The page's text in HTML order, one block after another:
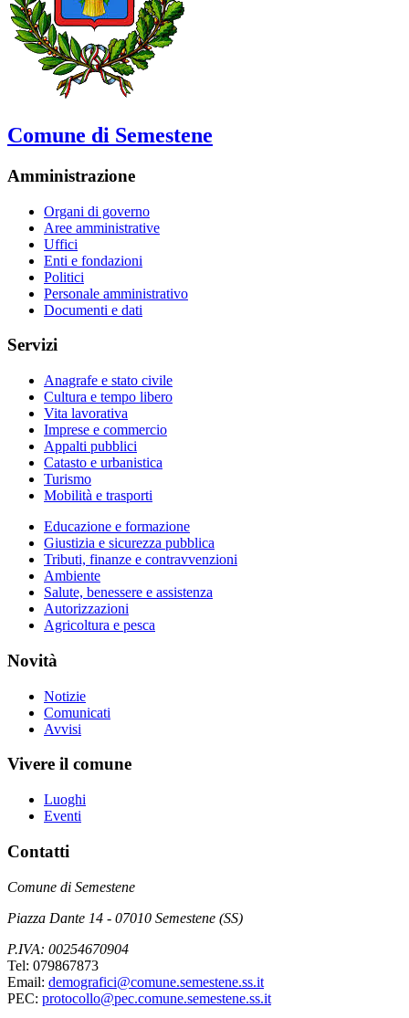
Comune di Semestene
Amministrazione
Organi di governo
Aree amministrative
Uffici
Enti e fondazioni
Politici
Personale amministrativo
Documenti e dati
Servizi
Anagrafe e stato civile
Cultura e tempo libero
Vita lavorativa
Imprese e commercio
Appalti pubblici
Catasto e urbanistica
Turismo
Mobilità e trasporti
Educazione e formazione
Giustizia e sicurezza pubblica
Tributi, finanze e contravvenzioni
Ambiente
Salute, benessere e assistenza
Autorizzazioni
Agricoltura e pesca
Novità
Notizie
Comunicati
Avvisi
Vivere il comune
Luoghi
Eventi
Contatti
Comune di Semestene
Piazza Dante 14 - 07010 Semestene (SS)
P.IVA: 00254670904
Tel: 079867873
Email: demografici@comune.semestene.ss.it
PEC: protocollo@pec.comune.semestene.ss.it